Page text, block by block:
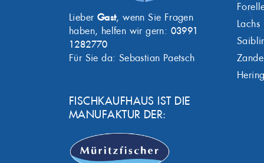
Lieber Gast, wenn Sie Fragen
haben, helfen wir gern: 03991
1282770
Für Sie da: Sebastian Paetsch
FISCHKAUFHAUS IST DIE
MANUFAKTUR DER:
Lachs